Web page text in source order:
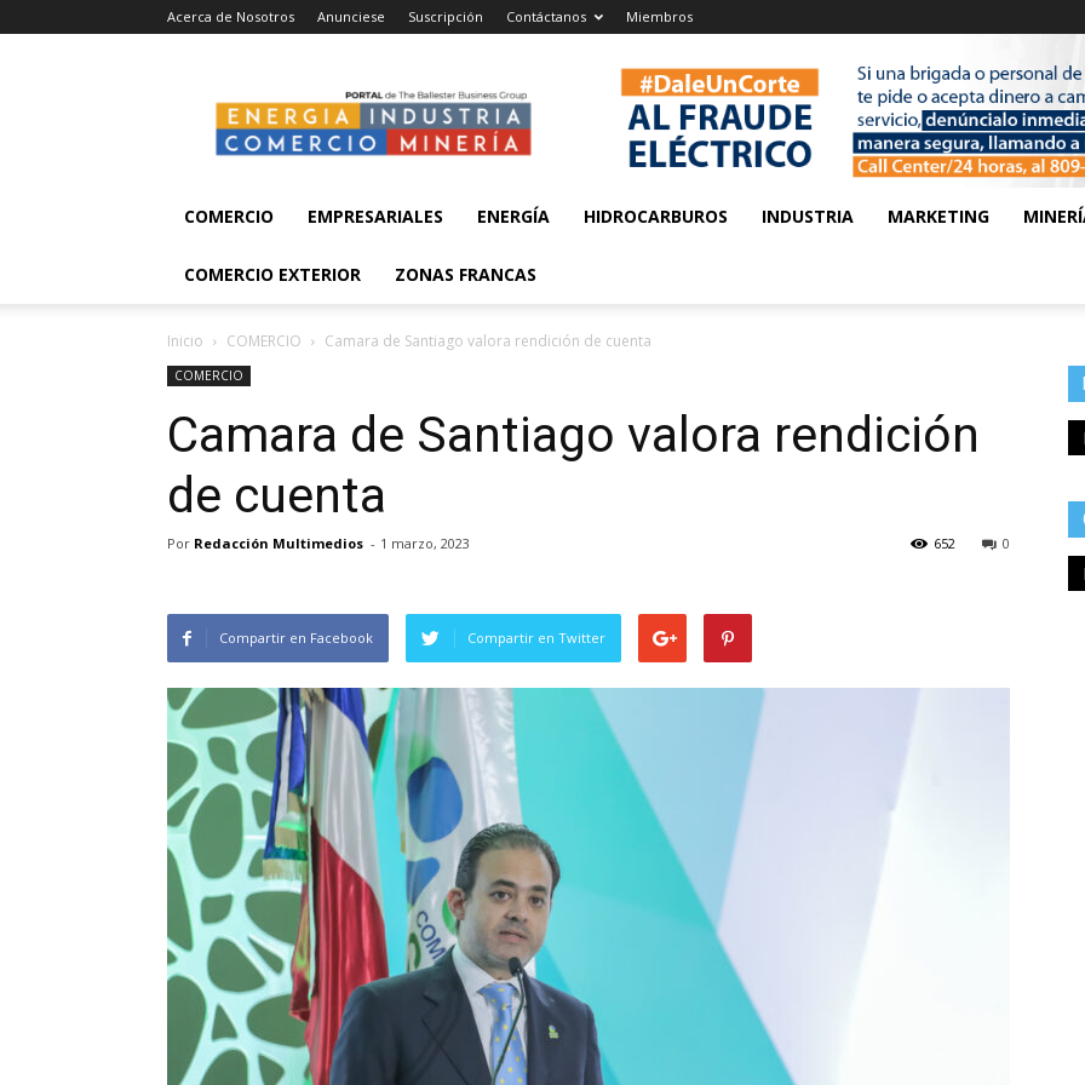
Acerca de Nosotros Anunciese Suscripción Contáctanos Miembros
Industria,
Comercio
y
COMERCIO
EMPRESARIALES ENERGÍA HIDROCARBUROS INDUSTRIA MARKETING
COMERCIO EXTERIOR ZONAS FRANCAS
Inicio COMERCIO Camara de Santiago valora rendición de cuenta
COMERCIO
Camara de Santiago valora rendición
de cuenta
Por Redacción Multimedios - 1 marzo, 2023 0
652
Compartir en Facebook Compartir en Twitter